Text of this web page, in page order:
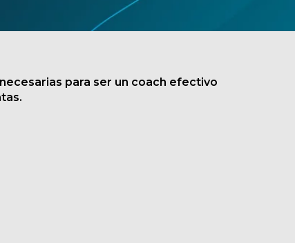
para ser un coach efectivo